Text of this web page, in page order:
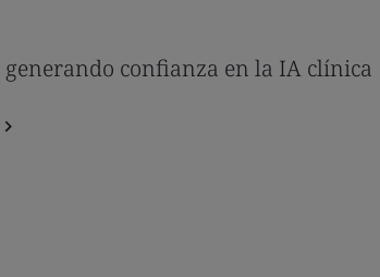
generando confianza en la IA clínica